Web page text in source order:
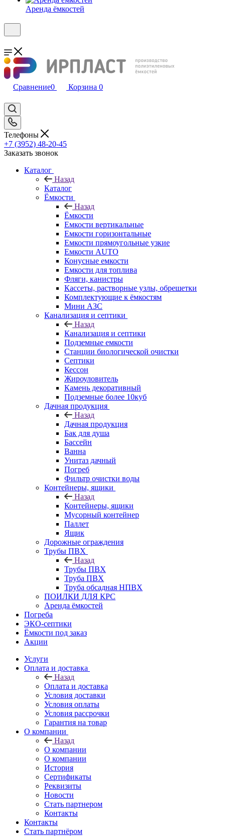
Аренда ёмкостей
Сравнение0 Корзина 0
Телефоны
+7 (3952) 48-20-45
Заказать звонок
Каталог
Назад
Каталог
Ёмкости
Назад
Ёмкости
Емкости вертикальные
Емкости горизонтальные
Емкости прямоугольные узкие
Емкости АUТО
Конусные емкости
Емкости для топлива
Фляги, канистры
Кассеты, растворные узлы, обрешетки
Комплектующие к ёмкостям
Мини АЗС
Канализация и септики
Назад
Канализация и септики
Подземные емкости
Станции биологической очистки
Септики
Кессон
Жироуловитель
Камень декоративный
Подземные более 10куб
Дачная продукция
Назад
Дачная продукция
Бак для душа
Бассейн
Ванна
Унитаз дачный
Погреб
Фильтр очистки воды
Контейнеры, ящики
Назад
Контейнеры, ящики
Мусорный контейнер
Паллет
Ящик
Дорожные ограждения
Трубы ПВХ
Назад
Трубы ПВХ
Труба ПВХ
Труба обсадная НПВХ
ПОИЛКИ ДЛЯ КРС
Аренда ёмкостей
Погреба
ЭКО-септики
Ёмкости под заказ
Акции
Услуги
Оплата и доставка
Назад
Оплата и доставка
Условия доставки
Условия оплаты
Условия рассрочки
Гарантия на товар
О компании
Назад
О компании
О компании
История
Сертификаты
Реквизиты
Новости
Стать партнером
Контакты
Контакты
Стать партнёром